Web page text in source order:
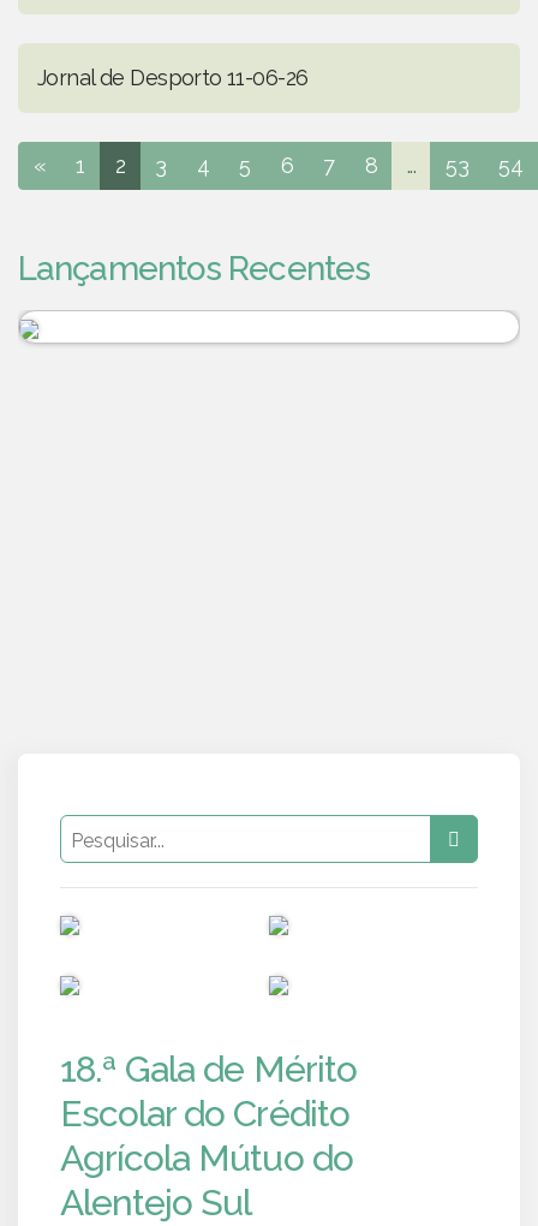
Jornal de Desporto 11-06-26
« 1 2 3 4 5 6 7 8 ... 53 54
Lançamentos Recentes
18.ª Gala de Mérito
Escolar do Crédito
Agrícola Mútuo do
Alentejo Sul